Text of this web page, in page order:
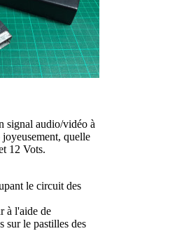
signal audio/vidéo à
quelle
12 Vots.
le circuit des
à l'aide de
sur le pastilles des